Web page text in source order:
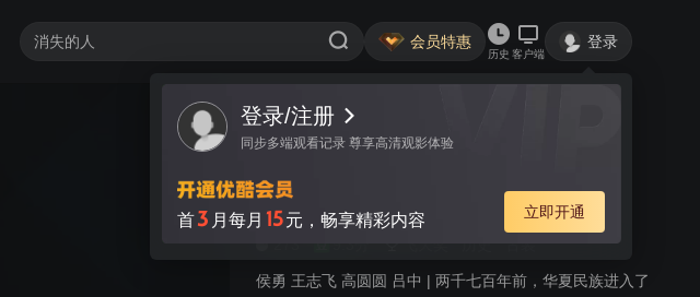
会员特惠
历史 客户端
登录
登录/注册
同步多端观看记录 尊享高清观影体验
首3 月每月 15元，畅享精彩内容 立即开通
视频 讨论
大秦帝国之裂变
飞天奖 历史 古装
侯勇 王志飞 高圆圆 吕中 | 两千七百年前，华夏民族进入了